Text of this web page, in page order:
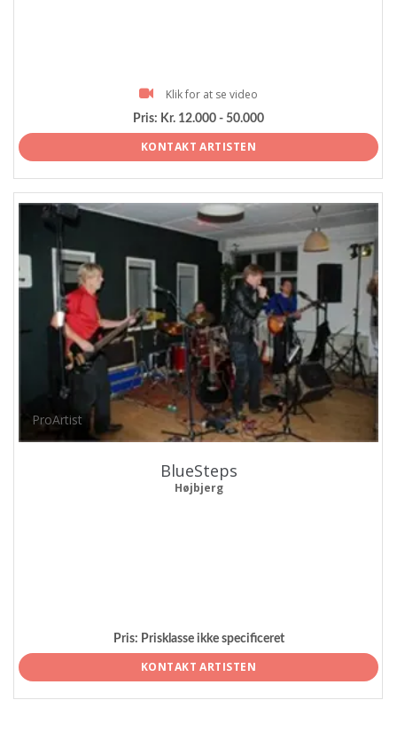
Klik for at se video
Pris: Kr. 12.000 - 50.000
KONTAKT ARTISTEN
ProArtist
BlueSteps
Højbjerg
Pris: Prisklasse ikke specificeret
KONTAKT ARTISTEN